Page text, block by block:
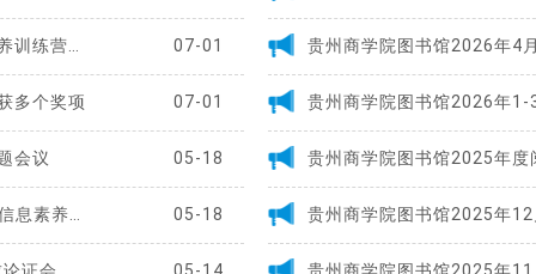
07-01
多个奖项 07-01
会议 05-18
05-18
贵州商学院图书馆2026年4
贵州商学院图书馆2026年1-
贵州商学院图书馆2025年度
贵州商学院图书馆2025年